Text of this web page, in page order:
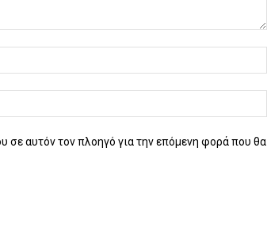
σε αυτόν τον πλοηγό για την επόμενη φορά που θα